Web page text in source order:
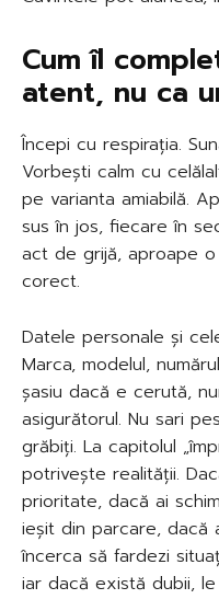
Cum îl
atent, nu ca
Începi cu respirația.
Vorbești calm cu
pe varianta amiabilă.
sus în jos, fiecare în
act de grijă, aproape
corect.
Datele personale și
Marca, modelul,
șasiu dacă e cerută,
asigurătorul. Nu sari
grăbiți. La capitolul
potrivește realității.
prioritate, dacă ai
ieșit din parcare, dacă
încerca să fardezi
iar dacă există dubii,